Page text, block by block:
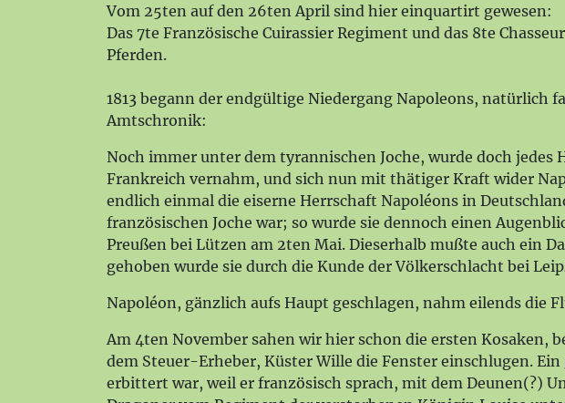
Vom 25ten auf den 26ten April sind hier einquartirt gewesen:
Das 7te Französische Cuirassier Regiment und das 8te
Pferden.
1813 begann der endgültige Niedergang Napoleons,
Amtschronik:
Noch immer unter dem tyrannischen Joche, wurde doch
Frankreich vernahm, und sich nun mit thätiger Kraft wider
endlich einmal die eiserne Herrschaft Napoléons in
französischen Joche war; so wurde sie dennoch einen
Preußen bei Lützen am 2ten Mai. Dieserhalb mußte auch ein
gehoben wurde sie durch die Kunde der Völkerschlacht bei
Napoléon, gänzlich aufs Haupt geschlagen, nahm eilends die
Am 4ten November sahen wir hier schon die ersten Kosaken,
dem Steuer-Erheber, Küster Wille die Fenster einschlugen.
erbittert war, weil er französisch sprach, mit dem Deunen(?)